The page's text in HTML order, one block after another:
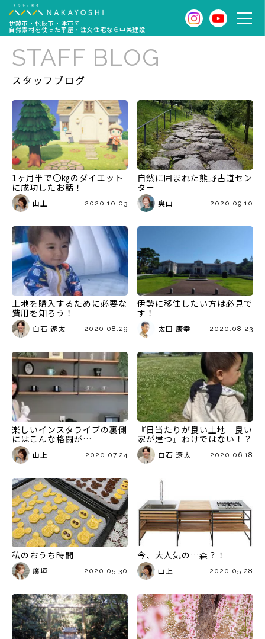
伊勢市・松阪市・津市で
自然素材を使った平屋・注文住宅なら中美建設
STAFF BLOG
スタッフブログ
1ヶ月半で〇㎏のダイエット
に成功したお話！
山上 2020.10.03
自然に囲まれた熊野古道セン
ター
奥山 2020.09.10
土地を購入するために必要な
費用を知ろう！
白石 遼太 2020.08.29
伊勢に移住したい方は必見で
す！
太田 康幸 2020.08.23
楽しいインスタライブの裏側
にはこんな格闘が…
山上 2020.07.24
『日当たりが良い土地＝良い
家が建つ』わけではない！？
白石 遼太 2020.06.18
私のおうち時間
廣垣 2020.05.30
今、大人気の…森？！
山上 2020.05.28